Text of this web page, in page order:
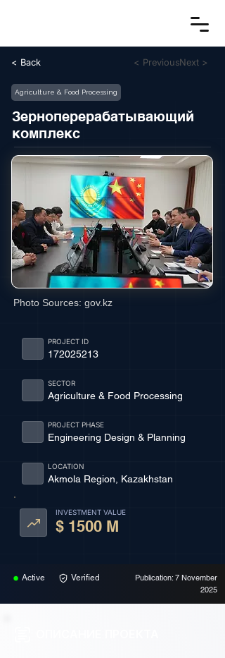
< Back < PreviousNext >
Agriculture & Food Processing
Зерноперерабатывающий
комплекс
Photo Sources: gov.kz
172025213
PROJECT ID
Agriculture & Food Processing
SECTOR
Engineering Design & Planning
PROJECT PHASE
Akmola Region, Kazakhstan
LOCATION
INVESTMENT VALUE
$ 1500 M
Active Verified
Publication: 7 November
2025